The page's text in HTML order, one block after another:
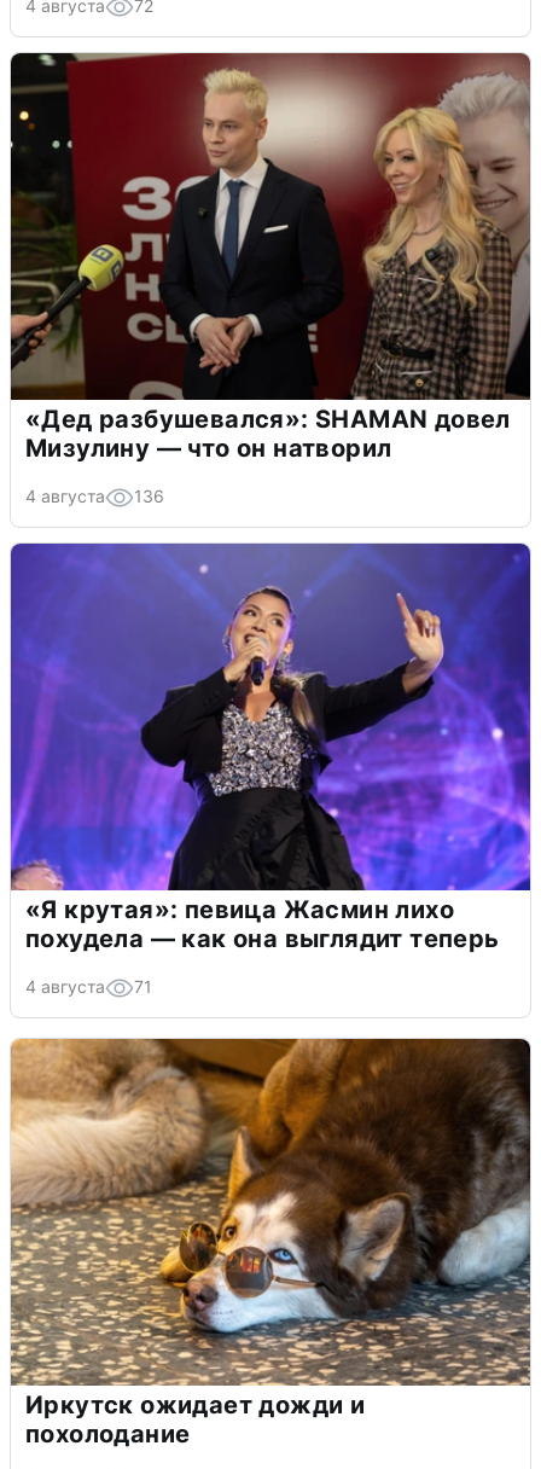
4 августа 72
«Дед разбушевался»: SHAMAN довел
Мизулину — что он натворил
4 августа 136
«Я крутая»: певица Жасмин лихо
похудела — как она выглядит теперь
4 августа 71
Иркутск ожидает дожди и
похолодание